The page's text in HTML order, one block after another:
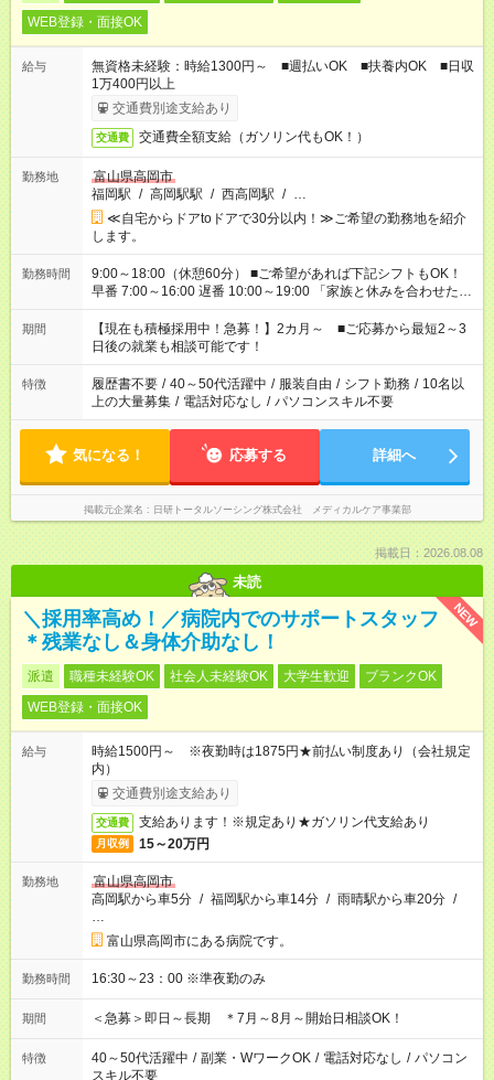
WEB登録・面接OK
給与
無資格未経験：時給1300円～ ■週払いOK ■扶養内OK ■日収
1万400円以上
交通費別途支給あり
交通費 交通費全額支給（ガソリン代もOK！）
勤務地
富山県高岡市
福岡駅 / 高岡駅駅 / 西高岡駅 / …
≪自宅からドアtoドアで30分以内！≫ご希望の勤務地を紹介
します。
勤務時間
9:00～18:00（休憩60分） ■ご希望があれば下記シフトもOK！
早番 7:00～16:00 遅番 10:00～19:00 「家族と休みを合わせた
い」 「余裕を持って夕飯の準備がしたい」 「できれば残業はし
たくない」 など、ご希望を教えてくださいね。 ※Wワーク希望
の方へ 今ご覧のお仕事で希望する勤務時間と、もう1つのお仕事
の勤務時間。 合計で週40時間を超える場合は応募できません。
期間
【現在も積極採用中！急募！】2カ月～ ■ご応募から最短2～3
日後の就業も相談可能です！
特徴 履歴書不要 / 40～50代活躍中 / 服装自由 / シフト勤務 / 10名以
上の大量募集 / 電話対応なし / パソコンスキル不要
気になる！ 応募する 詳細へ
掲載元企業名 日研トータルソーシング株式会社 メディカルケア事業部
掲載日：2026.08.08
未読
NEW
＼採用率高め！／病院内でのサポートスタッフ
＊残業なし＆身体介助なし！
派遣 職種未経験OK 社会人未経験OK 大学生歓迎
ブランクOK
WEB登録・面接OK
給与
時給1500円～ ※夜勤時は1875円★前払い制度あり（会社規定
内）
交通費別途支給あり
交通費 支給あります！※規定あり★ガソリン代支給あり
月収例 15～20万円
勤務地
富山県高岡市
高岡駅から車5分 / 福岡駅から車14分 / 雨晴駅から車20分 /
…
富山県高岡市にある病院です。
勤務時間 16:30～23：00 ※準夜勤のみ
期間 ＜急募＞即日～長期 ＊7月～8月～開始日相談OK！
特徴 40～50代活躍中 / 副業・WワークOK / 電話対応なし / パソコン
スキル不要